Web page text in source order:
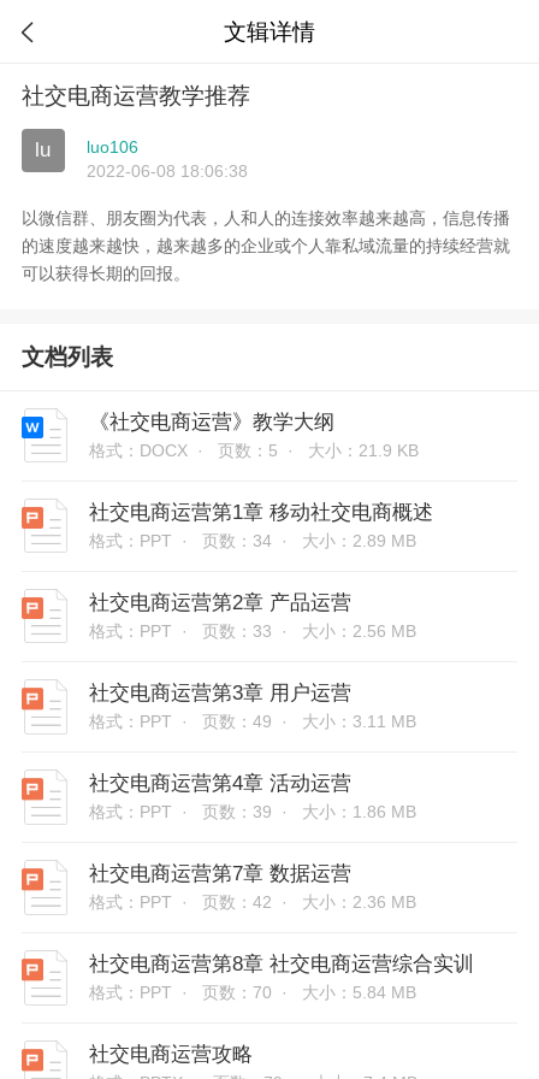
 文辑详情
社交电商运营教学推荐
lu
luo106
2022-06-08 18:06:38
以微信群、朋友圈为代表，人和人的连接效率越来越高，信息传播
的速度越来越快，越来越多的企业或个人靠私域流量的持续经营就
可以获得长期的回报。
文档列表
《社交电商运营》教学大纲
格式：DOCX · 页数：5 · 大小：21.9 KB
社交电商运营第1章 移动社交电商概述
格式：PPT · 页数：34 · 大小：2.89 MB
社交电商运营第2章 产品运营
格式：PPT · 页数：33 · 大小：2.56 MB
社交电商运营第3章 用户运营
格式：PPT · 页数：49 · 大小：3.11 MB
社交电商运营第4章 活动运营
格式：PPT · 页数：39 · 大小：1.86 MB
社交电商运营第7章 数据运营
格式：PPT · 页数：42 · 大小：2.36 MB
社交电商运营第8章 社交电商运营综合实训
格式：PPT · 页数：70 · 大小：5.84 MB
社交电商运营攻略